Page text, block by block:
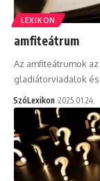
LEXIKON
amfiteátrum
Az amfiteátrumok
gladiátorviadalok
SzóLexikon 2025.01.24.